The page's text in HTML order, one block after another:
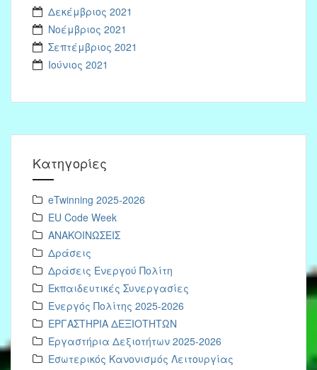
Δεκέμβριος 2021
Νοέμβριος 2021
Σεπτέμβριος 2021
Ιούνιος 2021
Kατηγορίες
eTwinning 2025-2026
EU Code Week
ΑΝΑΚΟΙΝΩΣΕΙΣ
Δράσεις
Δράσεις Ενεργού Πολίτη
Εκπαιδευτικές Συνεργασίες
Ενεργός Πολίτης 2025-2026
ΕΡΓΑΣΤΗΡΙΑ ΔΕΞΙΟΤΗΤΩΝ
Εργαστήρια Δεξιοτήτων 2025-2026
Εσωτερικός Κανονισμός Λειτουργίας